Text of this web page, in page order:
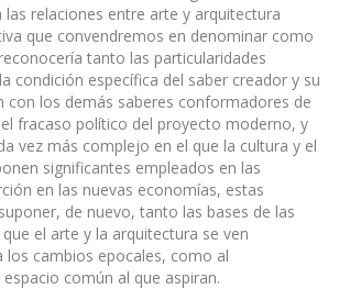
las relaciones entre arte y arquitectura
que convendremos en denominar como
tanto las particularidades
condición específica del saber creador y su
con los demás saberes conformadores de
fracaso político del proyecto moderno, y
vez más complejo en el que la cultura y el
significantes empleados en las
en las nuevas economías, estas
de nuevo, tanto las bases de las
el arte y la arquitectura se ven
los cambios epocales, como al
común al que aspiran.